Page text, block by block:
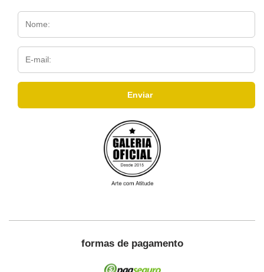
formas de pagamento